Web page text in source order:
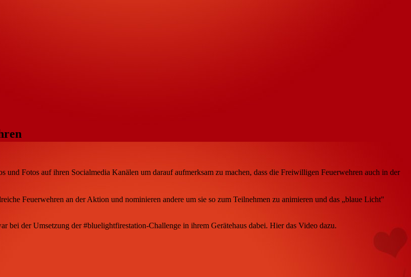
Fotos auf ihren Socialmedia Kanälen um darauf aufmerksam zu machen, dass die Freiwilligen Feuerwehren auch in der
Feuerwehren an der Aktion und nominieren andere um sie so zum Teilnehmen zu animieren und das „blaue Licht"
der Umsetzung der #bluelightfirestation-Challenge in ihrem Gerätehaus dabei. Hier das Video dazu.